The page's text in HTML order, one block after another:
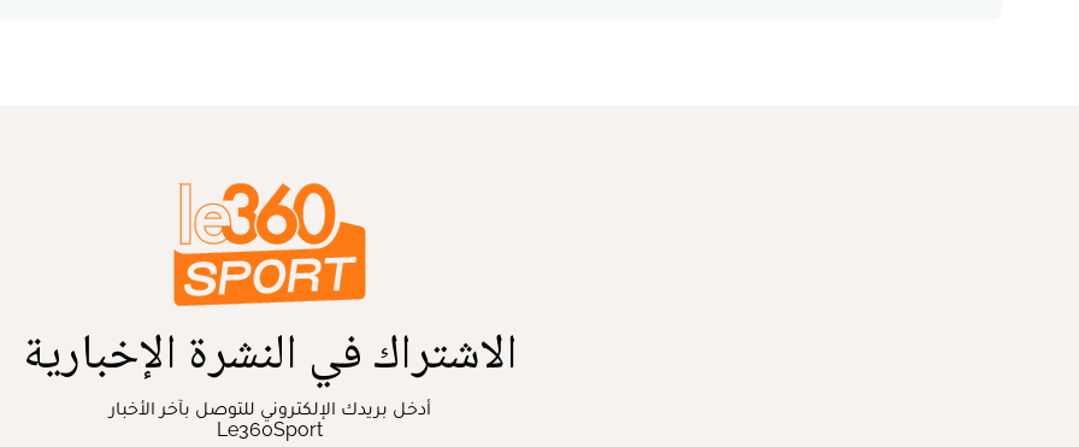
الاشتراك في النشرة الإخبارية
أدخل بريدك الإلكتروني للتوصل بآخر الأخبار
Le360Sport